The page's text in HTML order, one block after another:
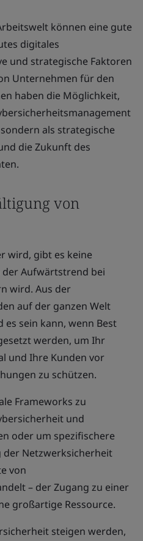
können eine gute
digitales
und strategische Faktoren
Unternehmen für den
haben die Möglichkeit,
als strategische
die Zukunft des
von
wird, gibt es keine
der Aufwärtstrend bei
wird. Aus der
auf der ganzen Welt
es sein kann, wenn Best
werden, um Ihr
und Ihre Kunden vor
zu schützen.
Frameworks zu
und
oder um spezifischere
der Netzwerksicherheit
von
– der Zugang zu einer
großartige Ressource.
steigen werden,